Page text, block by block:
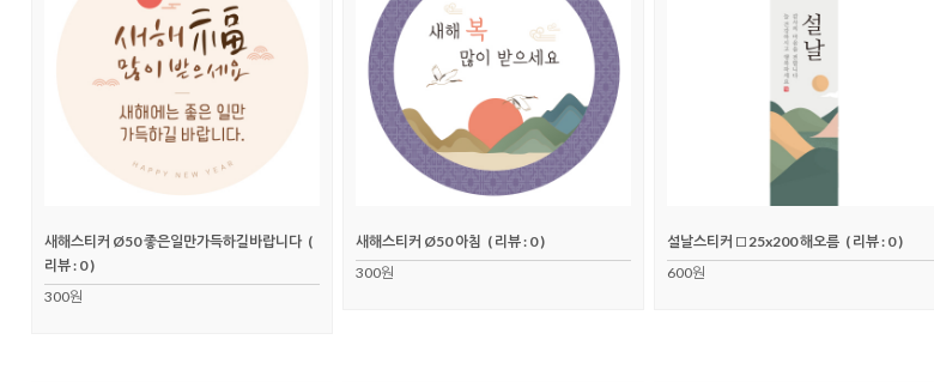
새해스티커 Ø50 좋은일만가득하길바랍니다 (
리뷰 : 0 )
300원
새해스티커 Ø50 아침 ( 리뷰 : 0 )
300원
설날스티커 □25x200 해오름 ( 리뷰 : 0 )
600원